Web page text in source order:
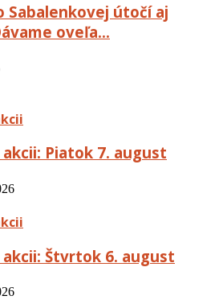
Sabalenkovej útočí aj
oveľa…
akcii: Piatok 7. august
akcii: Štvrtok 6. august